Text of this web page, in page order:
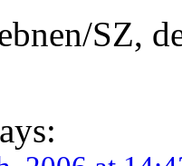
SZ,